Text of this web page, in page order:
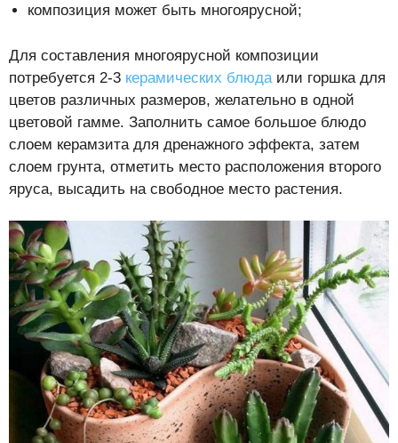
композиция может быть многоярусной;
Для составления многоярусной композиции
потребуется 2-3 керамических блюдаили горшка для
цветов различных размеров, желательно в одной
цветовой гамме. Заполнить самое большое блюдо
слоем керамзита для дренажного эффекта, затем
слоем грунта, отметить место расположения второго
яруса, высадить на свободное место растения.